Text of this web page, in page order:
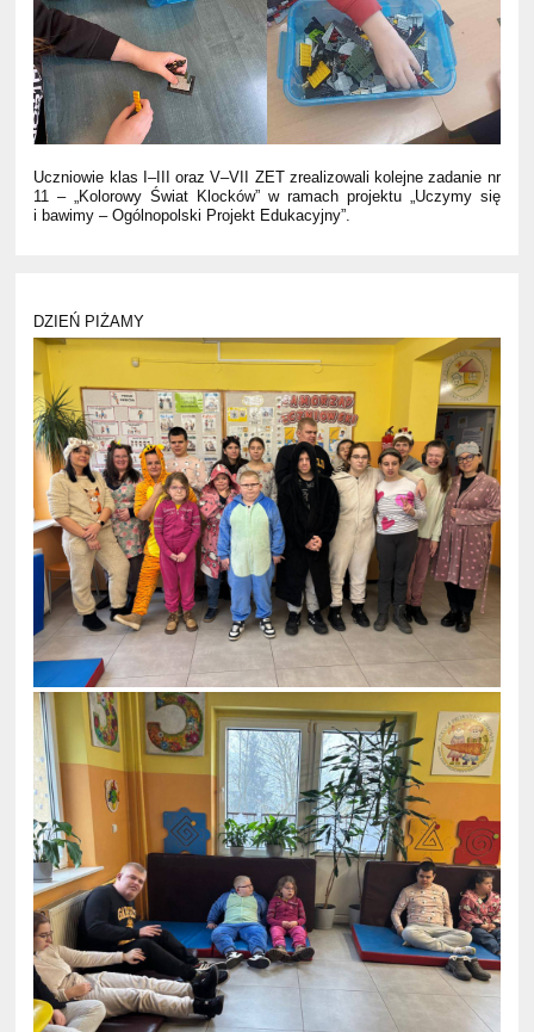
Uczniowie klas I–III oraz V–VII ZET zrealizowali kolejne zadanie nr
11 – „Kolorowy Świat Klocków” w ramach projektu „Uczymy się
i bawimy – Ogólnopolski Projekt Edukacyjny”.
DZIEŃ PIŻAMY